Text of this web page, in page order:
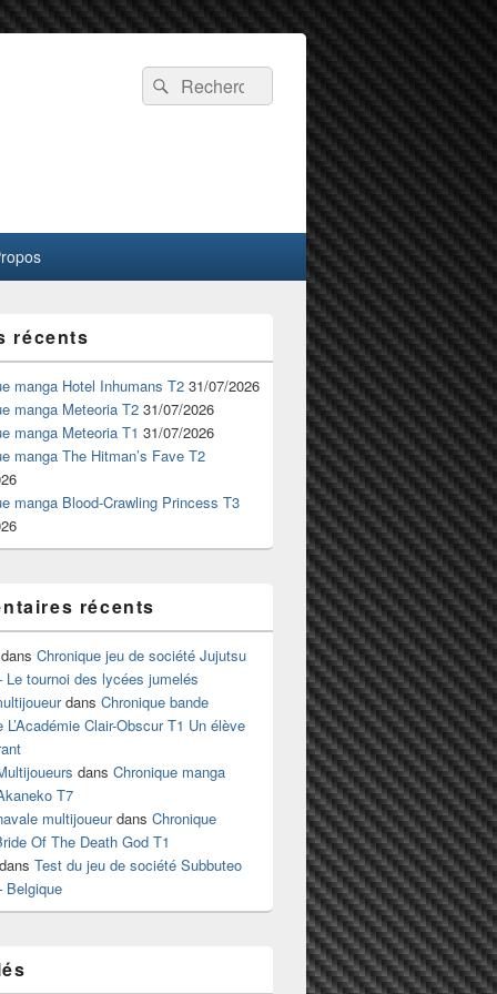
Recherche :
Rechercher
récents
manga Hotel Inhumans T2 31/07/2026
manga Meteoria T2 31/07/2026
manga Meteoria T1 31/07/2026
manga The Hitman’s Fave T2
manga Blood-Crawling Princess T3
récents
dans Chronique jeu de société Jujutsu
Le tournoi des lycées jumelés
dans Chronique bande
L’Académie Clair-Obscur T1 Un élève
dans Chronique manga
T7
multijoueurdans Chronique
Of The Death God T1
dans Test du jeu de société Subbuteo
Belgique